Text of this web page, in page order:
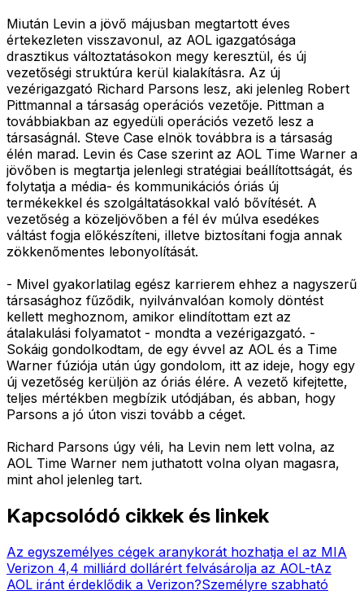
Miután Levin a jövő májusban megtartott éves
értekezleten visszavonul, az AOL igazgatósága
drasztikus változtatásokon megy keresztül, és új
vezetőségi struktúra kerül kialakításra. Az új
vezérigazgató Richard Parsons lesz, aki jelenleg Robert
Pittmannal a társaság operációs vezetője. Pittman a
továbbiakban az egyedüli operációs vezető lesz a
társaságnál. Steve Case elnök továbbra is a társaság
élén marad. Levin és Case szerint az AOL Time Warner a
jövőben is megtartja jelenlegi stratégiai beállítottságát, és
folytatja a média- és kommunikációs óriás új
termékekkel és szolgáltatásokkal való bővítését. A
vezetőség a közeljövőben a fél év múlva esedékes
váltást fogja előkészíteni, illetve biztosítani fogja annak
zökkenőmentes lebonyolítását.
- Mivel gyakorlatilag egész karrierem ehhez a nagyszerű
társasághoz fűződik, nyilvánvalóan komoly döntést
kellett meghoznom, amikor elindítottam ezt az
átalakulási folyamatot - mondta a vezérigazgató. -
Sokáig gondolkodtam, de egy évvel az AOL és a Time
Warner fúziója után úgy gondolom, itt az ideje, hogy egy
új vezetőség kerüljön az óriás élére. A vezető kifejtette,
teljes mértékben megbízik utódjában, és abban, hogy
Parsons a jó úton viszi tovább a céget.
Richard Parsons úgy véli, ha Levin nem lett volna, az
AOL Time Warner nem juthatott volna olyan magasra,
mint ahol jelenleg tart.
Kapcsolódó cikkek és linkek
Az egyszemélyes cégek aranykorát hozhatja el az MIA
Verizon 4,4 milliárd dollárért felvásárolja az AOL-tAz
AOL iránt érdeklődik a Verizon?Személyre szabható